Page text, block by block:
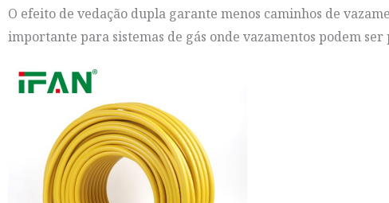
O efeito de vedação dupla garante menos caminhos de
importante para sistemas de gás onde vazamentos podem ser